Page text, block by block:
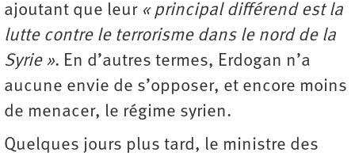
ajoutant que leur « principal différend est la
lutte contre le terrorisme dans le nord de la
Syrie ». En d’autres termes, Erdogan n’a
aucune envie de s’opposer, et encore moins
de menacer, le régime syrien.
Quelques jours plus tard, le ministre des